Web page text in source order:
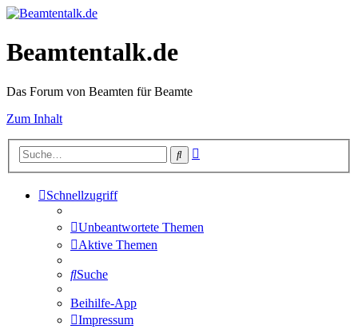
Beamtentalk.de
Das Forum von Beamten für Beamte
Zum Inhalt
Suche
Schnellzugriff
Unbeantwortete Themen
Aktive Themen
Suche
Beihilfe-App
Impressum